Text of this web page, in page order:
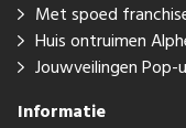
Met spoed
Huis ontruimen
Jouwveilingen Pop-
Informatie